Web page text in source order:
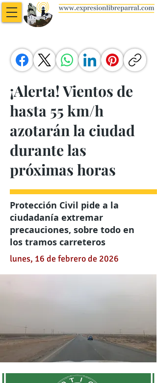
¡Alerta! Vientos de
hasta 55 km/h
azotarán la ciudad
durante las
próximas horas
Protección Civil pide a la
ciudadanía extremar
precauciones, sobre todo en
los tramos carreteros
lunes, 16 de febrero de 2026